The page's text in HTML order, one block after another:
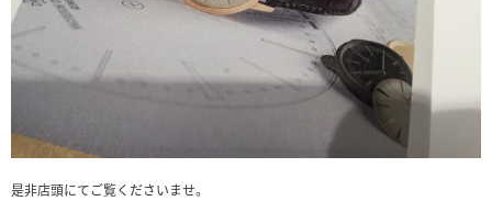
是非店頭にてご覧くださいませ。